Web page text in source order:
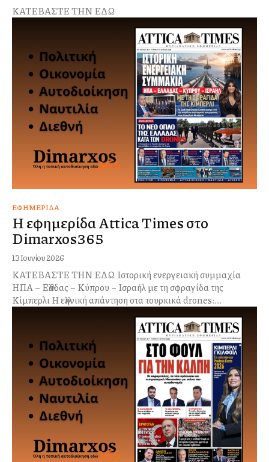
ΚΑΤΕΒΑΣΤΕ ΤΗΝ ΕΔΩ
ΕΦΗΜΕΡΊΔΑ
Η εφημερίδα Attica Times στο
Dimarxos365
13 Ιουνίου 2026
ΚΑΤΕΒΑΣΤΕ ΤΗΝ ΕΔΩ Ιστορική ενεργειακή συμμαχία
ΗΠΑ – Ελλάδας – Κύπρου – Ισραήλ με τη σφραγίδα της
Κίμπερλι Η ελληνική απάντηση στα τουρκικά drones:...